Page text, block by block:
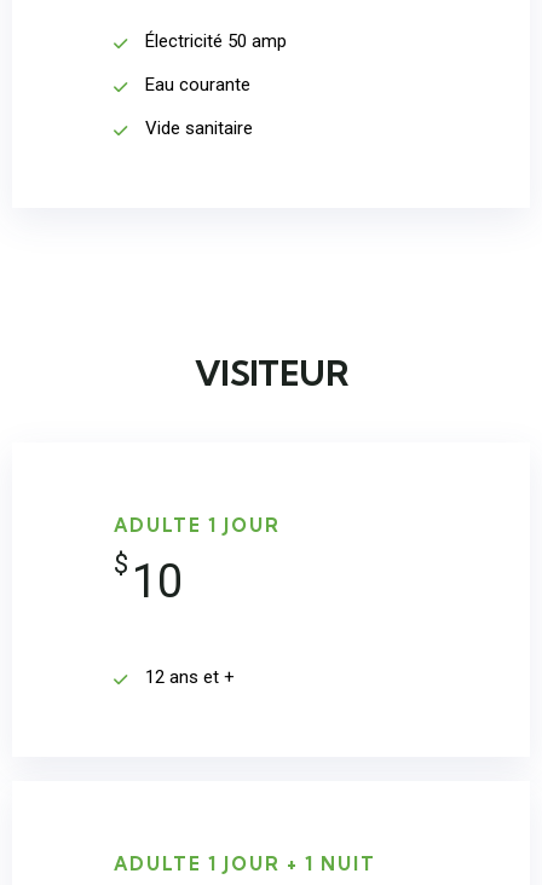
Électricité 50 amp
Eau courante
Vide sanitaire
VISITEUR
ADULTE 1 JOUR
$ 10
12 ans et +
ADULTE 1 JOUR + 1 NUIT